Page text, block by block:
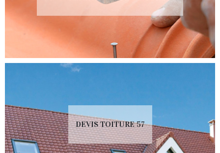
DEVIS TOITURE 57